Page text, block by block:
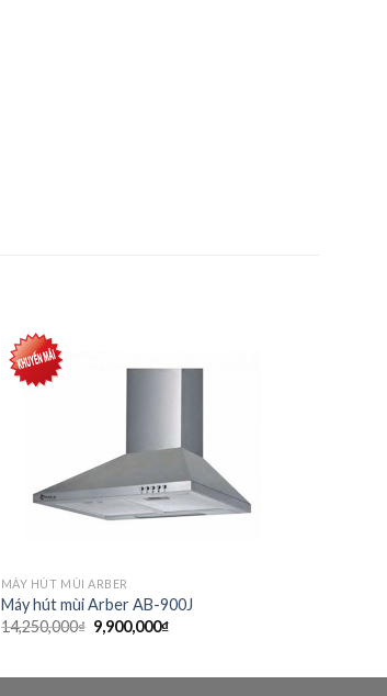
MÁY HÚT MÙI ARBER
Máy hút mùi Arber AB-900J
14,250,000₫ Giá
gốc
9,900,000₫Giá